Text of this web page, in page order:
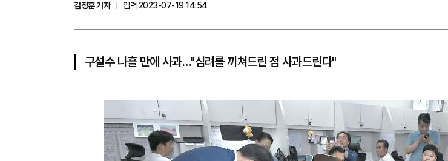
김정훈 기자
입력 2023-07-19 14:54
구설수 나흘 만에 사과…"심려를 끼쳐드린 점 사과드린다"